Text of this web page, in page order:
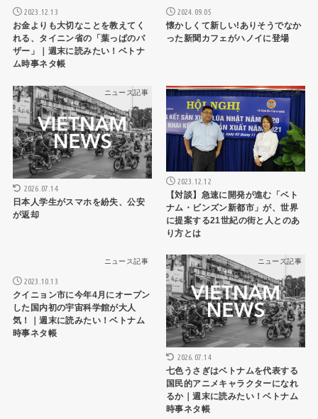
2023.12.13
お金よりも大切なことを教えてく
れる、タイニン省の「葉っぱのバ
ザー」｜週末に読みたい！ベトナ
ム時事ネタ帳
2024.09.05
懐かしくて新しい!ありそうでなか
った新聞カフェがハノイに登場
ニュース記事
2026.07.14
日本人学生がスマホを紛失、公安
が返却
ニュース記事
2023.12.12
【対談】急速に開発が進む「ベト
ナム・ビンズン新都市」が、世界
に提案する21世紀の街と人とのあ
り方とは
ニュース記事
2023.10.13
クイニョン市に今年4月にオープン
した国内初の宇宙科学館が大人
気！｜週末に読みたい！ベトナム
時事ネタ帳
ニュース記事
2026.07.14
七色うさぎはベトナムを代表する
国民的アニメキャラクターになれ
るか｜週末に読みたい！ベトナム
時事ネタ帳